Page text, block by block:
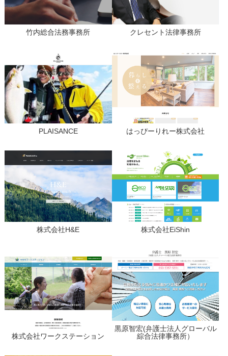
竹内総合法務事務所 クレセント法律事務所
PLAISANCE はっぴーりれー株式会社
株式会社H&E 株式会社EiShin
株式会社ワークステーション
黒原智宏(弁護士法人グローバル
綜合法律事務所）